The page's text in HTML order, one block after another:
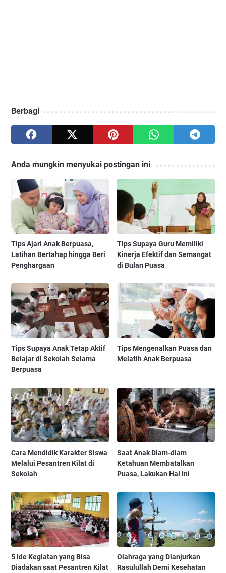
Berbagi
Anda mungkin menyukai postingan ini
Tips Ajari Anak Berpuasa,
Latihan Bertahap hingga Beri
Penghargaan
Tips Supaya Guru Memiliki
Kinerja Efektif dan Semangat
di Bulan Puasa
Tips Supaya Anak Tetap Aktif
Belajar di Sekolah Selama
Berpuasa
Tips Mengenalkan Puasa dan
Melatih Anak Berpuasa
Cara Mendidik Karakter Siswa
Melalui Pesantren Kilat di
Sekolah
Saat Anak Diam-diam
Ketahuan Membatalkan
Puasa, Lakukan Hal Ini
5 Ide Kegiatan yang Bisa
Diadakan saat Pesantren Kilat
Olahraga yang Dianjurkan
Rasulullah Demi Kesehatan